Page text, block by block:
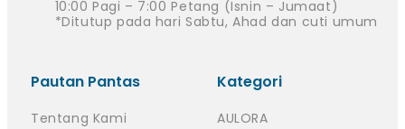
10:00 Pagi – 7:00 Petang (Isnin – Jumaat)
*Ditutup pada hari Sabtu, Ahad dan cuti umum
Pautan Pantas
Tentang Kami
Kategori
AULORA